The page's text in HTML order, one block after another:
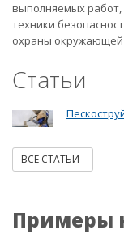
выполняемых
техники
охраны
Статьи
ВСЕ СТАТЬИ
Примеры